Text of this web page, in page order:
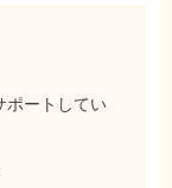
ポートしてい